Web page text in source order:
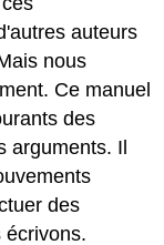
auteurs
nous
Ce manuel
des
arguments. Il
des
écrivons.